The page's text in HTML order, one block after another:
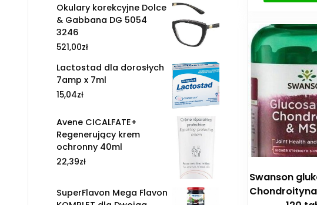
Swanson
Okulary korekcyjne Dolce
& Gabbana DG 5054
3246
521,00zł
Lactostad dla dorosłych
7amp x 7ml
15,04zł
Avene CICALFATE+
Regenerujący krem
ochronny 40ml
22,39zł
SuperFlavon Mega Flavon